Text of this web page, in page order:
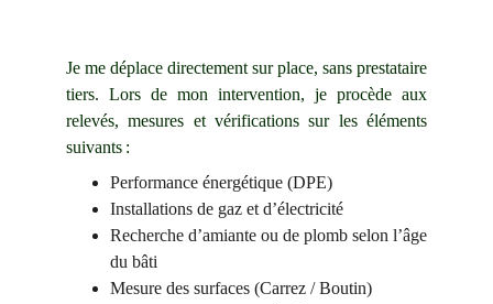
Je me déplace directement sur place, sans prestataire
tiers. Lors de mon intervention, je procède aux
relevés, mesures et vérifications sur les éléments
suivants :
Performance énergétique (DPE)
Installations de gaz et d’électricité
Recherche d’amiante ou de plomb selon l’âge
du bâti
Mesure des surfaces (Carrez / Boutin)